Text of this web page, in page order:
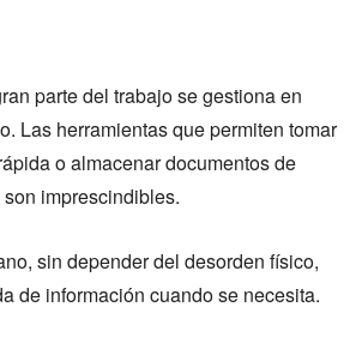
parte del trabajo se gestiona en
Las herramientas que permiten tomar
o almacenar documentos de
imprescindibles.
sin depender del desorden físico,
de información cuando se necesita.